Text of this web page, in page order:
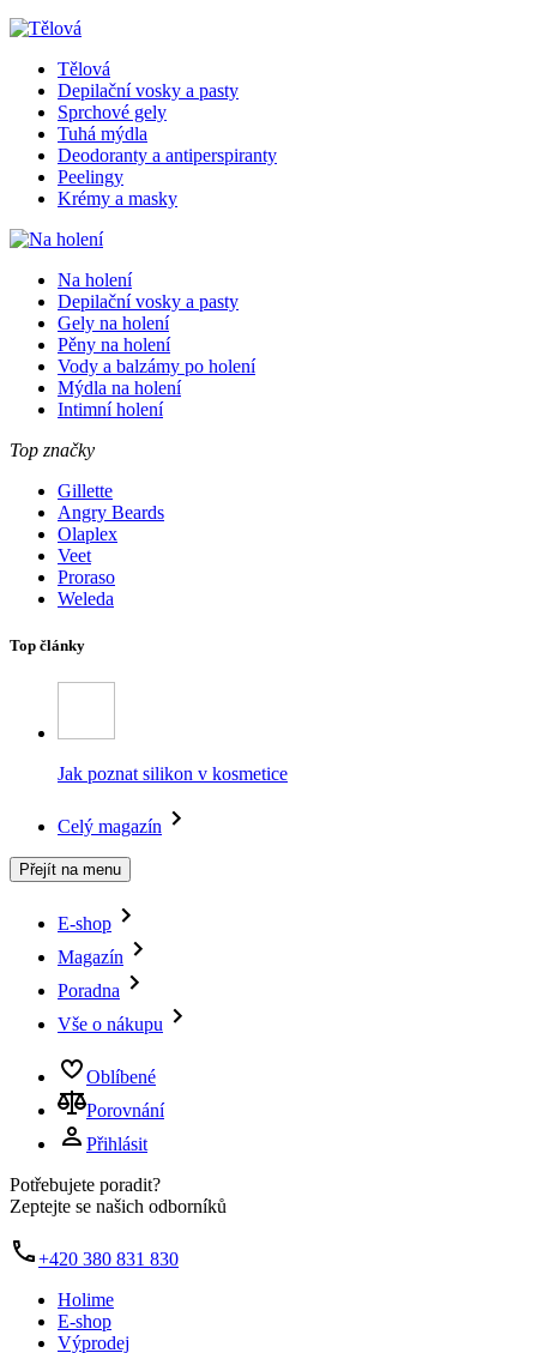
Tělová
Depilační vosky a pasty
Sprchové gely
Tuhá mýdla
Deodoranty a antiperspiranty
Peelingy
Krémy a masky
Na holení
Depilační vosky a pasty
Gely na holení
Pěny na holení
Vody a balzámy po holení
Mýdla na holení
Intimní holení
Top značky
Gillette
Angry Beards
Olaplex
Veet
Proraso
Weleda
Top články
Jak poznat silikon v kosmetice
Celý magazín
Přejít na menu
E-shop
Magazín
Poradna
Vše o nákupu
Oblíbené
Porovnání
Přihlásit
Potřebujete poradit?
Zeptejte se našich odborníků
+420 380 831 830
Holime
E-shop
Výprodej